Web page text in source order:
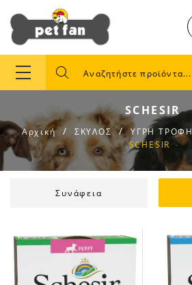
SCHESIR
Αρχική ΣΚΥΛΟΣ ΥΓΡΗ ΤΡΟΦΗ
SCHESIR
Συνάφεια